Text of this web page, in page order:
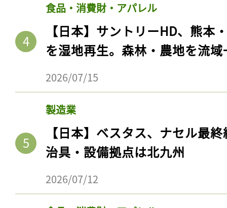
食品・消費財・アパレル
【日本】サントリーHD、熊本
を湿地再生。森林・農地を流
2026/07/15
製造業
【日本】ベスタス、ナセル最
治具・設備拠点は北九州
2026/07/12